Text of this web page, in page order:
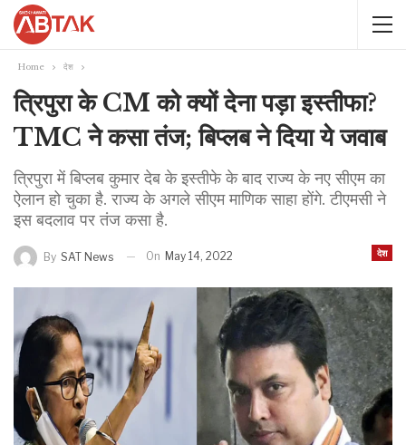
Home देश
त्रिपुरा के CM को क्यों देना पड़ा इस्तीफा?
TMC ने कसा तंज; बिप्लब ने दिया ये जवाब
त्रिपुरा में बिप्लब कुमार देब के इस्तीफे के बाद राज्य के नए सीएम का
ऐलान हो चुका है. राज्य के अगले सीएम माणिक साहा होंगे. टीएमसी ने
इस बदलाव पर तंज कसा है.
देश
By SAT News On May 14, 2022